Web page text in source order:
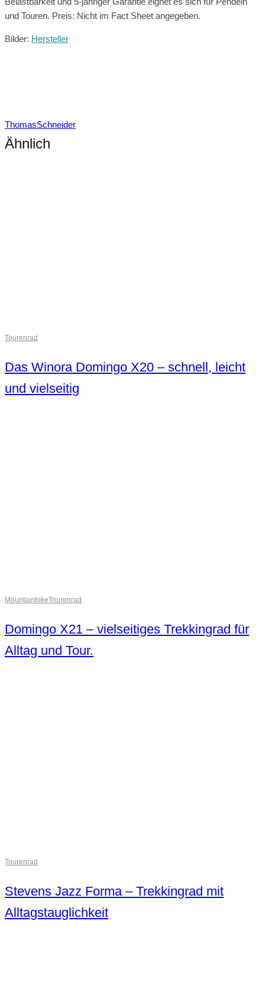
und Touren. Preis: Nicht im Fact Sheet angegeben.
Bilder: Hersteller
ThomasSchneider
Ähnlich
Tourenrad
Das Winora Domingo X20 – schnell, leicht
und vielseitig
MountainbikeTourenrad
Domingo X21 – vielseitiges Trekkingrad für
Alltag und Tour.
Tourenrad
Stevens Jazz Forma – Trekkingrad mit
Alltagstauglichkeit